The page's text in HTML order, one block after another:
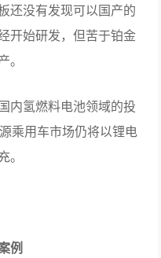
还没有发现可以国产的
开始研发，但苦于铂金
内氢燃料电池领域的投
乘用车市场仍将以锂电
例